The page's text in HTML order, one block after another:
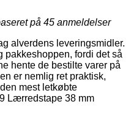
på 45 anmeldelser
alverdens leveringsmidler.
pakkeshoppen, fordi det så
hente de bestilte varer på
er nemlig ret praktisk,
mest letkøbte
Lærredstape 38 mm